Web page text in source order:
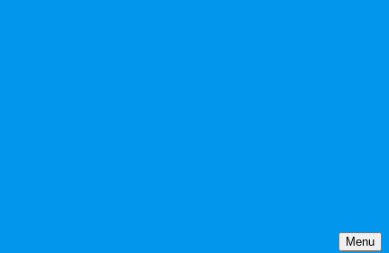
Menu